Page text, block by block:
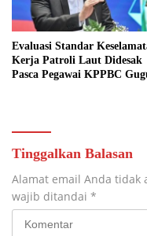
Evaluasi Standar
Kerja Patroli Laut Didesak
Pasca Pegawai KPPBC
Tinggalkan Balasan
Alamat email Anda tidak
wajib ditandai *